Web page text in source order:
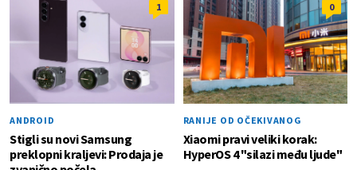
1
ANDROID
Stigli su novi Samsung
preklopni kraljevi: Prodaja je
0
RANIJE OD OČEKIVANOG
Xiaomi pravi veliki korak:
HyperOS 4 "silazi među ljude"